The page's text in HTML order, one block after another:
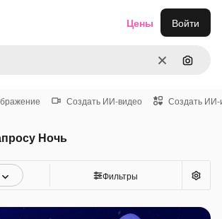
ОчиститьПоиск
Цены Войти
Создать ИИ-видео Создать ИИ-
Ночь
Фильтры